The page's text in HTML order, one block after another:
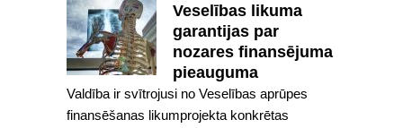
Veselības likuma
garantijas par
nozares finansējuma
pieauguma
Valdība ir svītrojusi no Veselības aprūpes
finansēšanas likumprojekta konkrētas